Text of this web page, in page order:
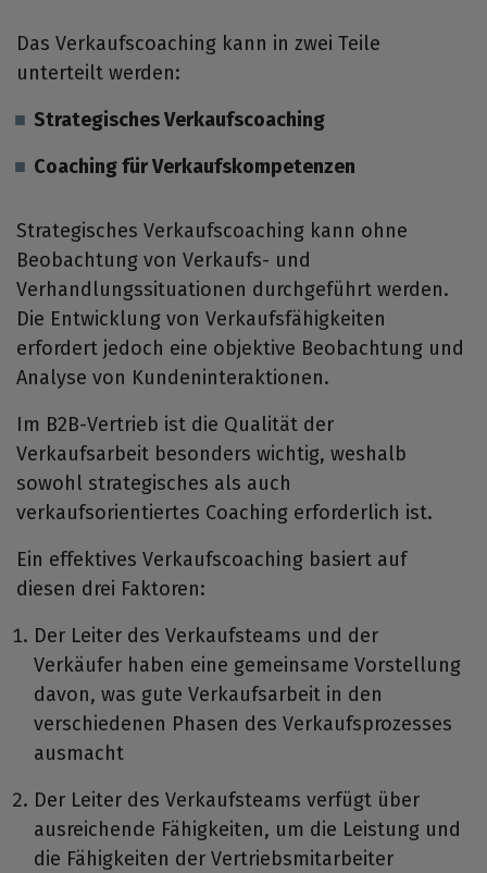
Das Verkaufscoaching kann in zwei Teile
unterteilt werden:
Strategisches Verkaufscoaching
Coaching für Verkaufskompetenzen
Strategisches Verkaufscoaching kann ohne
Beobachtung von Verkaufs- und
Verhandlungssituationen durchgeführt werden.
Die Entwicklung von Verkaufsfähigkeiten
erfordert jedoch eine objektive Beobachtung und
Analyse von Kundeninteraktionen.
Im B2B-Vertrieb ist die Qualität der
Verkaufsarbeit besonders wichtig, weshalb
sowohl strategisches als auch
verkaufsorientiertes Coaching erforderlich ist.
Ein effektives Verkaufscoaching basiert auf
diesen drei Faktoren:
Der Leiter des Verkaufsteams und der
Verkäufer haben eine gemeinsame Vorstellung
davon, was gute Verkaufsarbeit in den
verschiedenen Phasen des Verkaufsprozesses
ausmacht
Der Leiter des Verkaufsteams verfügt über
ausreichende Fähigkeiten, um die Leistung und
die Fähigkeiten der Vertriebsmitarbeiter